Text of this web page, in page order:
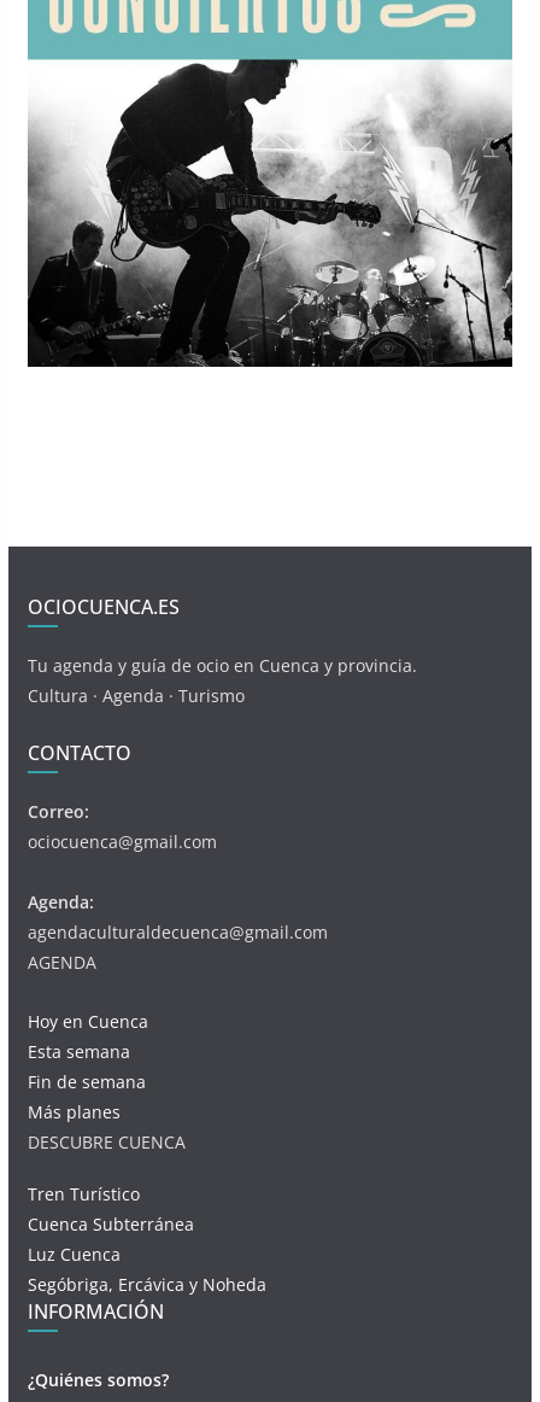
OCIOCUENCA.ES
Tu agenda y guía de ocio en Cuenca y provincia.
Cultura · Agenda · Turismo
CONTACTO
Correo:
ociocuenca@gmail.com
Agenda:
agendaculturaldecuenca@gmail.com
AGENDA
Hoy en Cuenca
Esta semana
Fin de semana
Más planes
DESCUBRE CUENCA
Tren Turístico
Cuenca Subterránea
Luz Cuenca
Segóbriga, Ercávica y Noheda
INFORMACIÓN
¿Quiénes somos?